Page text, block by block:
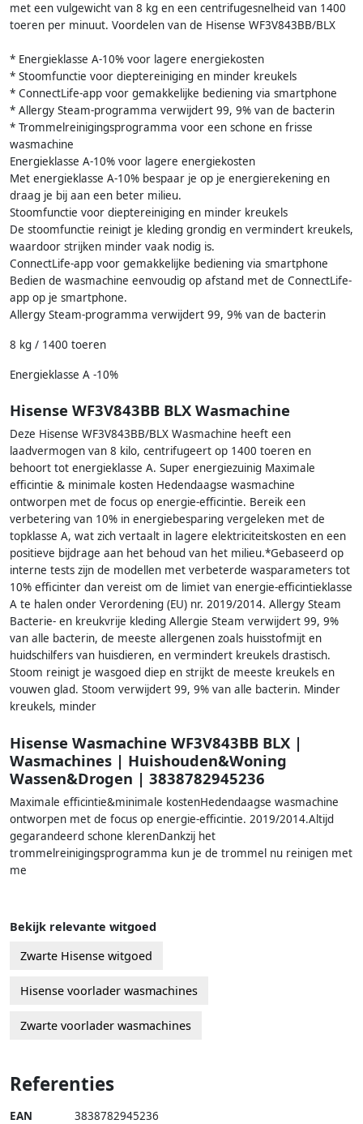
met een vulgewicht van 8 kg en een centrifugesnelheid van 1400
toeren per minuut. Voordelen van de Hisense WF3V843BB/BLX
* Energieklasse A-10% voor lagere energiekosten
* Stoomfunctie voor dieptereiniging en minder kreukels
* ConnectLife-app voor gemakkelijke bediening via smartphone
* Allergy Steam-programma verwijdert 99, 9% van de bacterin
* Trommelreinigingsprogramma voor een schone en frisse
wasmachine
Energieklasse A-10% voor lagere energiekosten
Met energieklasse A-10% bespaar je op je energierekening en
draag je bij aan een beter milieu.
Stoomfunctie voor dieptereiniging en minder kreukels
De stoomfunctie reinigt je kleding grondig en vermindert kreukels,
waardoor strijken minder vaak nodig is.
ConnectLife-app voor gemakkelijke bediening via smartphone
Bedien de wasmachine eenvoudig op afstand met de ConnectLife-
app op je smartphone.
Allergy Steam-programma verwijdert 99, 9% van de bacterin
8 kg / 1400 toeren
Energieklasse A -10%
Hisense WF3V843BB BLX Wasmachine
Deze Hisense WF3V843BB/BLX Wasmachine heeft een
laadvermogen van 8 kilo, centrifugeert op 1400 toeren en
behoort tot energieklasse A. Super energiezuinig Maximale
efficintie & minimale kosten Hedendaagse wasmachine
ontworpen met de focus op energie-efficintie. Bereik een
verbetering van 10% in energiebesparing vergeleken met de
topklasse A, wat zich vertaalt in lagere elektriciteitskosten en een
positieve bijdrage aan het behoud van het milieu.*Gebaseerd op
interne tests zijn de modellen met verbeterde wasparameters tot
10% efficinter dan vereist om de limiet van energie-efficintieklasse
A te halen onder Verordening (EU) nr. 2019/2014. Allergy Steam
Bacterie- en kreukvrije kleding Allergie Steam verwijdert 99, 9%
van alle bacterin, de meeste allergenen zoals huisstofmijt en
huidschilfers van huisdieren, en vermindert kreukels drastisch.
Stoom reinigt je wasgoed diep en strijkt de meeste kreukels en
vouwen glad. Stoom verwijdert 99, 9% van alle bacterin. Minder
kreukels, minder
Hisense Wasmachine WF3V843BB BLX |
Wasmachines | Huishouden&Woning
Wassen&Drogen | 3838782945236
Maximale efficintie&minimale kostenHedendaagse wasmachine
ontworpen met de focus op energie-efficintie. 2019/2014.Altijd
gegarandeerd schone klerenDankzij het
trommelreinigingsprogramma kun je de trommel nu reinigen met
me
Bekijk relevante witgoed
Zwarte Hisense witgoed
Hisense voorlader wasmachines
Zwarte voorlader wasmachines
Referenties
EAN 3838782945236